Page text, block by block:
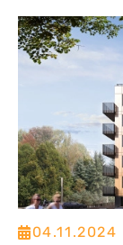
04.11.2024